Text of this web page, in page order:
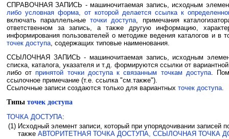
СПРАВОЧНАЯ ЗАПИСЬ - машиночитаемая запись, исходным
либо условная форма, от которой делается ссылка к
включать параллельныеточки доступа , примечания
ответственном за запись, а также другую информацию,
информирования пользователей о методике ведения каталогов и
точек доступа , содержащих типовые наименования.
ССЫЛОЧНАЯ ЗАПИСЬ - машиночитаемая запись, исходным
списка, каталога, указателя и т.д. формируются ссылки от
либо отпринятой точки доступа к связанным точкам доступа.
ссылочное примечание (т.е. ссылка "см.также").
Ссылочные записи создаются только для вариантных точек доступа
Типы точек доступа
ТОЧКА ДОСТУПА:
(1) Исходный элемент записи, который при упорядочивании записей
также АВТОРИТЕТНАЯ ТОЧКА ДОСТУПА, ССЫЛОЧНАЯ ТОЧКА